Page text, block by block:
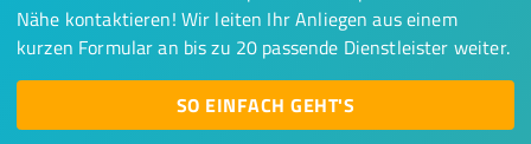
Nähe kontaktieren! Wir leiten Ihr Anliegen aus einem
kurzen Formular an bis zu 20 passende Dienstleister weiter.
SO EINFACH GEHT'S